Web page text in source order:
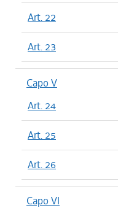
Art. 22
Art. 23
Capo V
Art. 24
Art. 25
Art. 26
Capo VI